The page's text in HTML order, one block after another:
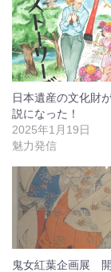
日本遺産の文化財
説になった！
2025年1月19日
魅力発信
鬼女紅葉企画展